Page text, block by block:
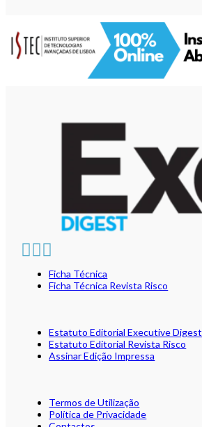
Ficha Técnica
Ficha Técnica Revista Risco
Estatuto Editorial Executive Digest
Estatuto Editorial Revista Risco
Assinar Edição Impressa
Termos de Utilização
Política de Privacidade